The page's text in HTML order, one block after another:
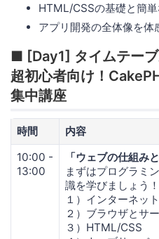
HTML/CSSの基礎と簡
アプリ開発の全体像を体
■ [Day1] タイムテーブ
超初心者向け！
集中講座
時間
内容
10:00 -
13:00
「ウェブの仕組み
まずはプログラミ
識を学びましょう！
１）インターネッ
２）ブラウザとサ
３）HTML/CSS